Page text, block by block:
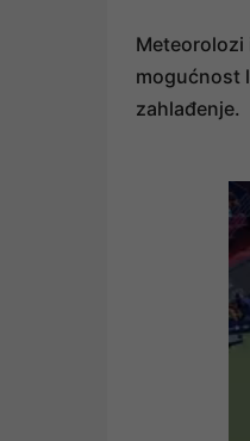
Meteorolozi
mogućnost
zahlađenje.